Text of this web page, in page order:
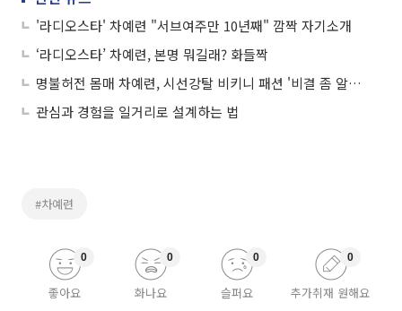
'라디오스타' 차예련 "서브여주만 10년째" 깜짝 자기소개
‘라디오스타’ 차예련, 본명 뭐길래? 화들짝
명불허전 몸매 차예련, 시선강탈 비키니 패션 '비결 좀 알려줘'
관심과 경험을 일거리로 설계하는 법
#차예련
좋아요
0
화나요
0
슬퍼요
0
추가취재 원해요
0